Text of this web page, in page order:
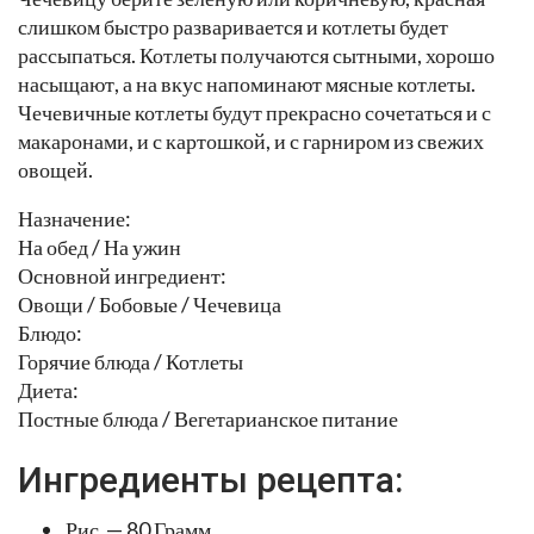
слишком быстро разваривается и котлеты будет
рассыпаться. Котлеты получаются сытными, хорошо
насыщают, а на вкус напоминают мясные котлеты.
Чечевичные котлеты будут прекрасно сочетаться и с
макаронами, и с картошкой, и с гарниром из свежих
овощей.
Назначение:
На обед / На ужин
Основной ингредиент:
Овощи / Бобовые / Чечевица
Блюдо:
Горячие блюда / Котлеты
Диета:
Постные блюда / Вегетарианское питание
Ингредиенты рецепта: